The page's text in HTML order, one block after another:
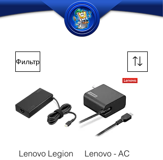
Фильтр
Lenovo Legion
Lenovo - AC